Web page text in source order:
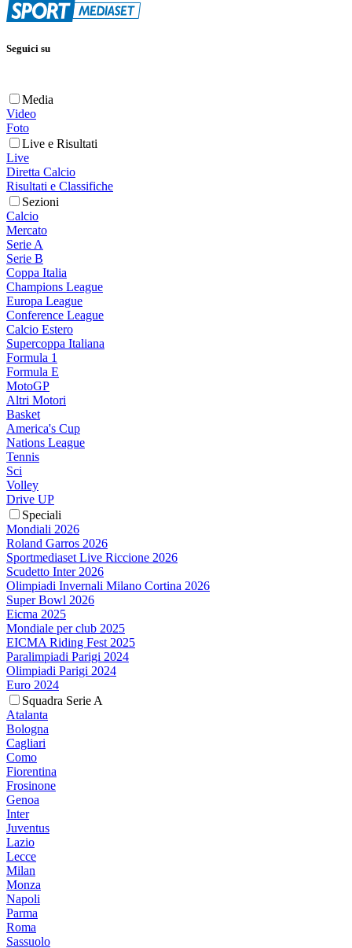
Seguici su
Media
Video
Foto
Live e Risultati
Live
Diretta Calcio
Risultati e Classifiche
Sezioni
Calcio
Mercato
Serie A
Serie B
Coppa Italia
Champions League
Europa League
Conference League
Calcio Estero
Supercoppa Italiana
Formula 1
Formula E
MotoGP
Altri Motori
Basket
America's Cup
Nations League
Tennis
Sci
Volley
Drive UP
Speciali
Mondiali 2026
Roland Garros 2026
Sportmediaset Live Riccione 2026
Scudetto Inter 2026
Olimpiadi Invernali Milano Cortina 2026
Super Bowl 2026
Eicma 2025
Mondiale per club 2025
EICMA Riding Fest 2025
Paralimpiadi Parigi 2024
Olimpiadi Parigi 2024
Euro 2024
Squadra Serie A
Atalanta
Bologna
Cagliari
Como
Fiorentina
Frosinone
Genoa
Inter
Juventus
Lazio
Lecce
Milan
Monza
Napoli
Parma
Roma
Sassuolo